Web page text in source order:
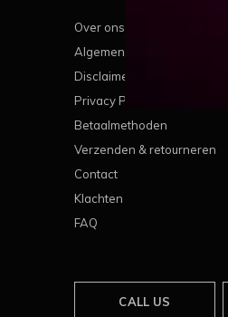
Over ons
Algemene voorwaarden
Disclaimer
Privacy Policy
Betaalmethoden
Verzenden & retourneren
Contact
Klachten
FAQ
CALL US